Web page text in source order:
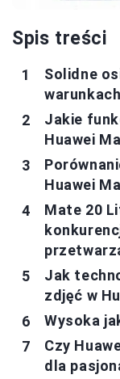
Spis treści
Solidne
warunkach
Jakie
Huawei
Huawei
Mate 20
Jak
zdjęć w
Wysoka
Czy
dla